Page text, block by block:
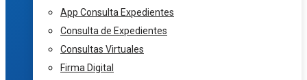
App Consulta Expedientes
Consulta de Expedientes
Consultas Virtuales
Firma Digital